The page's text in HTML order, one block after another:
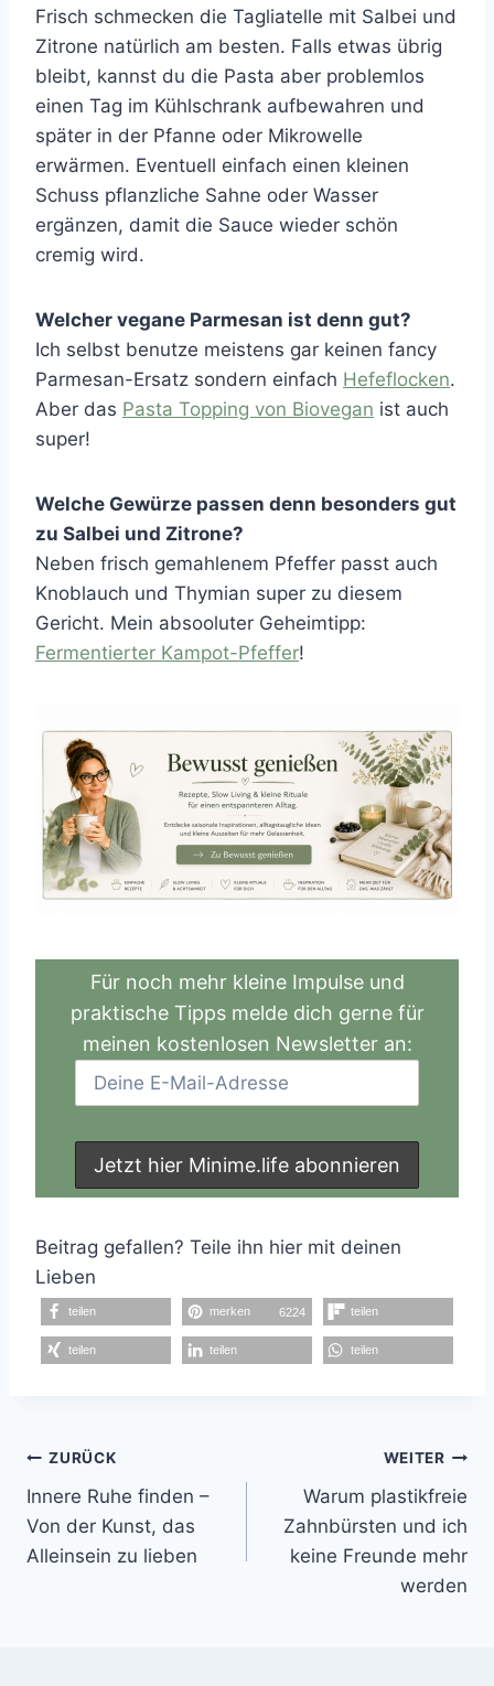
Frisch schmecken die Tagliatelle mit Salbei und
Zitrone natürlich am besten. Falls etwas übrig
bleibt, kannst du die Pasta aber problemlos
einen Tag im Kühlschrank aufbewahren und
später in der Pfanne oder Mikrowelle
erwärmen. Eventuell einfach einen kleinen
Schuss pflanzliche Sahne oder Wasser
ergänzen, damit die Sauce wieder schön
cremig wird.
Welcher vegane Parmesan ist denn gut?
Ich selbst benutze meistens gar keinen fancy
Parmesan-Ersatz sondern einfach Hefeflocken.
Aber das Pasta Topping von Biovegan ist auch
super!
Welche Gewürze passen denn besonders gut
zu Salbei und Zitrone?
Neben frisch gemahlenem Pfeffer passt auch
Knoblauch und Thymian super zu diesem
Gericht. Mein absooluter Geheimtipp:
Fermentierter Kampot-Pfeffer!
Für noch mehr kleine Impulse und
praktische Tipps melde dich gerne für
meinen kostenlosen Newsletter an:
Beitrag gefallen? Teile ihn hier mit deinen
Lieben
teilen merken 6224 teilen
teilen teilen teilen
Beitragsnavigation
ZURÜCK
Innere Ruhe finden –
Von der Kunst, das
Alleinsein zu lieben
WEITER
Warum plastikfreie
Zahnbürsten und ich
keine Freunde mehr
werden